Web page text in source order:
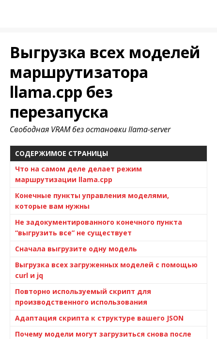
Выгрузка всех моделей
маршрутизатора
llama.cpp без
перезапуска
Свободная VRAM без остановки llama-server
СОДЕРЖИМОЕ СТРАНИЦЫ
Что на самом деле делает режим
маршрутизации llama.cpp
Конечные пункты управления моделями,
которые вам нужны
Не задокументированного конечного пункта
“выгрузить все” не существует
Сначала выгрузите одну модель
Выгрузка всех загруженных моделей с помощью
curl и jq
Повторно используемый скрипт для
производственного использования
Адаптация скрипта к структуре вашего JSON
Почему модели могут загрузиться снова после